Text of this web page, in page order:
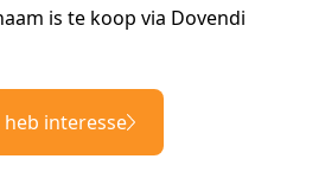
is te koop via Dovendi
heb interesse